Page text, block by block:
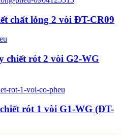
chất lỏng 2 vòi ĐT-CR09
chiết rót 2 vòi G2-WG
rót 1 vòi G1-WG (ĐT-